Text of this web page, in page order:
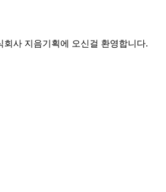
사 지음기획에 오신걸 환영합니다.